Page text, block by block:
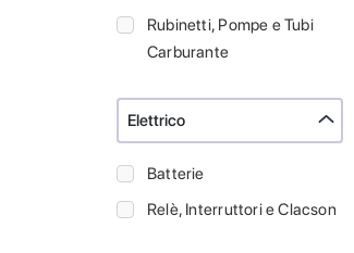
Rubinetti, Pompe e Tubi
Carburante
Elettrico
Batterie
Relè, Interruttori e Clacson